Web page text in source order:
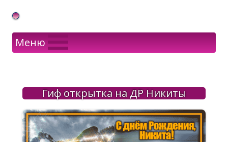
Gif Открытки в подарок
Меню
Гиф открытка на ДР Никиты